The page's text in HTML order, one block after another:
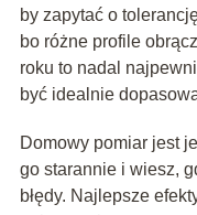
by zapytać o
bo różne profile
roku to nadal
być idealnie
Domowy pomiar jest
go starannie i wiesz,
błędy. Najlepsze